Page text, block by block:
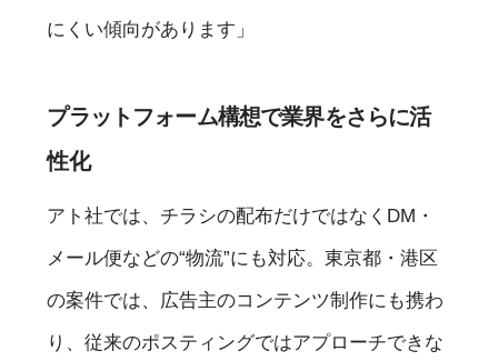
にくい傾向があります」
プラットフォーム構想で業界をさらに活
性化
アト社では、チラシの配布だけではなくDM・
メール便などの“物流”にも対応。東京都・港区
の案件では、広告主のコンテンツ制作にも携わ
り、従来のポスティングではアプローチできな